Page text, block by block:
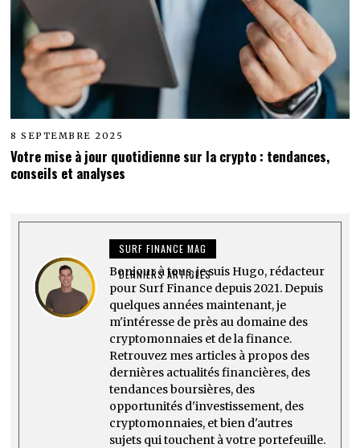
8 SEPTEMBRE 2025
Votre mise à jour quotidienne sur la crypto : tendances,
conseils et analyses
SURF FINANCE MAG
DERNIERS ARTICLES
Bonjour à tous, je suis Hugo, rédacteur
pour Surf Finance depuis 2021. Depuis
quelques années maintenant, je
m'intéresse de près au domaine des
cryptomonnaies et de la finance.
Retrouvez mes articles à propos des
dernières actualités financières, des
tendances boursières, des
opportunités d'investissement, des
cryptomonnaies, et bien d'autres
sujets qui touchent à votre portefeuille.